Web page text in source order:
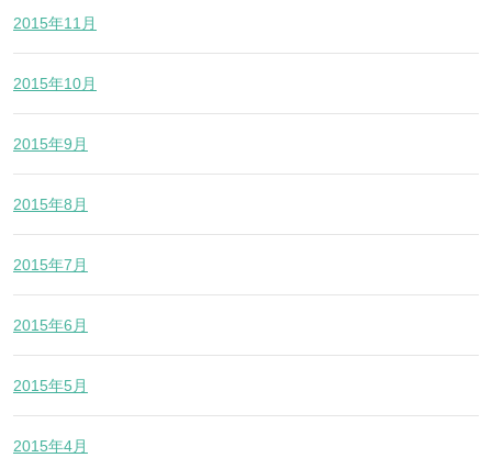
2015年11月
2015年10月
2015年9月
2015年8月
2015年7月
2015年6月
2015年5月
2015年4月